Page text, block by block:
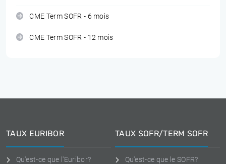
CME Term SOFR - 6 mois
CME Term SOFR - 12 mois
TAUX EURIBOR
Qu'est-ce que l'Euribor?
TAUX SOFR/TERM SOFR
Qu'est-ce que le SOFR?